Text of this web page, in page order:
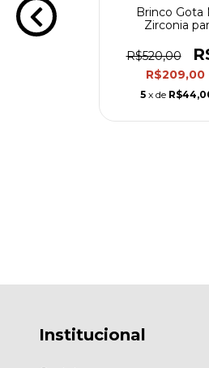
Brinco Gota
Zirconia
R$520,00
R$209,00
5 x de
Institucional